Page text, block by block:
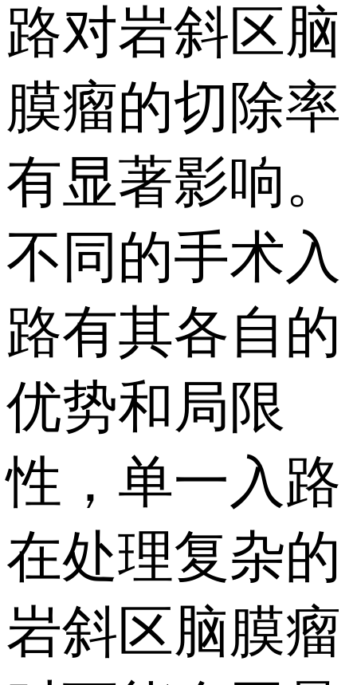
路对岩斜区脑
膜瘤的切除率
有显著影响。
不同的手术入
路有其各自的
优势和局限
性，单一入路
在处理复杂的
岩斜区脑膜瘤